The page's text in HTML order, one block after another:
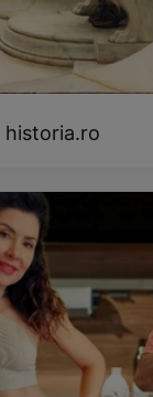
historia.ro